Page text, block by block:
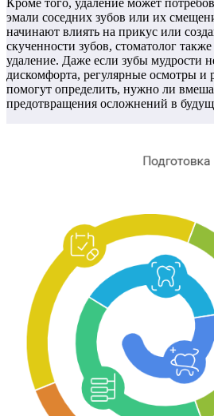
эмали соседних зубов или их
начинают влиять на прикус или
скученности зубов, стоматолог
удаление. Даже если зубы мудрости
дискомфорта, регулярные осмотры и
помогут определить, нужно ли
предотвращения осложнений в